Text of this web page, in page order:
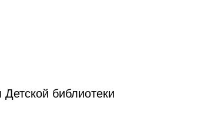
библиотеки